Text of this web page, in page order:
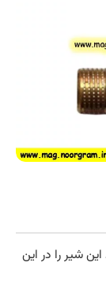
این شیر را در این